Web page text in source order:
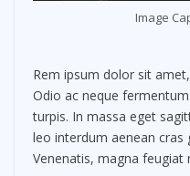
Image
Rem ipsum dolor sit
Odio ac neque
turpis. In massa eget
leo interdum aenean cras
Venenatis, magna feugiat